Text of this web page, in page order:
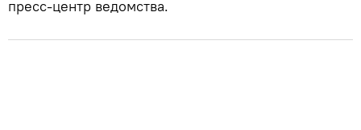
пресс-центр ведомства.